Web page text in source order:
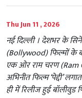
Thu Jun 11 , 2026
नई दिल्ली । देशभर के
(Bollywood) फिल्मों के
एक ओर राम चरण (Ram
अभिनीत फिल्म ‘पेद्दी’
ही में रिलीज हुई बॉलीवुड